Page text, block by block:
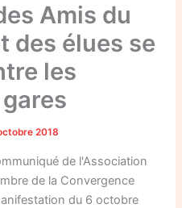
Amis du
des élues se
les
2018
de l'Association
de la Convergence
du 6 octobre